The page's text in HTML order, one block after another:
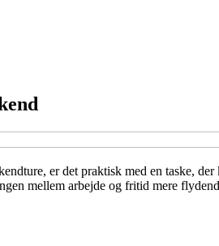
er det praktisk med en taske,
mellem arbejde og fritid mere